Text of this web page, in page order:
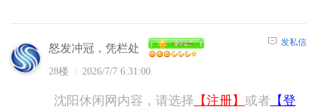
怒发冲冠，凭栏处
28楼 2026/7/7 6:31:00
发私信
沈阳休闲网内容，请选择 【注册】 或者 【登